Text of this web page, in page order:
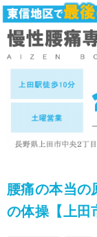
腰痛の本当の
の体操【上田